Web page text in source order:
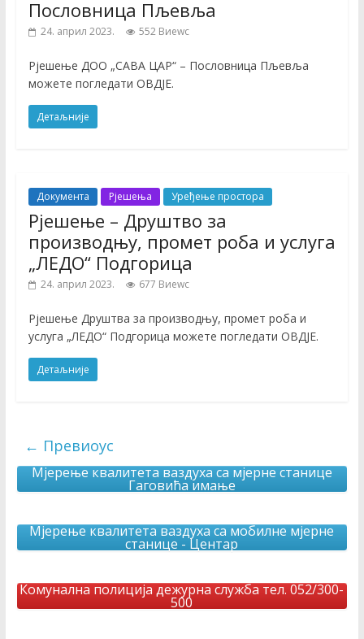
Пословница Пљевља
24. април 2023. 552 Виеwс
Рјешење ДОО „САВА ЦАР“ – Пословница Пљевља
можете погледати ОВДЈЕ.
Детаљније
Документа Рјешења Уређење простора
Рјешење – Друштво за
производњу, промет роба и услуга
„ЛЕДО“ Подгорица
24. април 2023. 677 Виеwс
Рјешење Друштва за производњу, промет роба и
услуга „ЛЕДО“ Подгорица можете погледати ОВДЈЕ.
Детаљније
← Превиоус
Мјерење квалитета ваздуха са мјерне станице
Гаговића имање
Мјерење квалитета ваздуха са мобилне мјерне
станице - Центар
Комунална полиција дежурна служба тел. 052/300-
500